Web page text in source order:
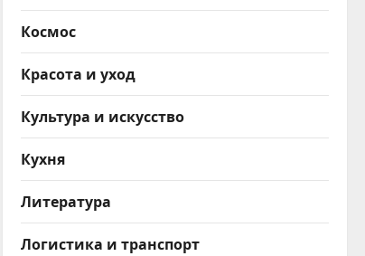
Космос
Красота и уход
Культура и искусство
Кухня
Литература
Логистика и транспорт